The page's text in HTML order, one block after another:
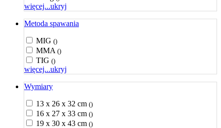
więcej...ukryj
Metoda spawania
MIG ()
MMA ()
TIG ()
więcej...ukryj
Wymiary
13 x 26 x 32 cm ()
16 x 27 x 33 cm ()
19 x 30 x 43 cm ()